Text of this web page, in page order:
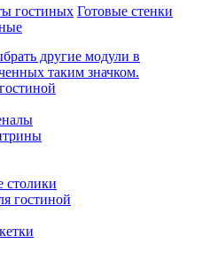
гостиных Готовые стенки
другие модули в
таким значком.
столики
гостиной